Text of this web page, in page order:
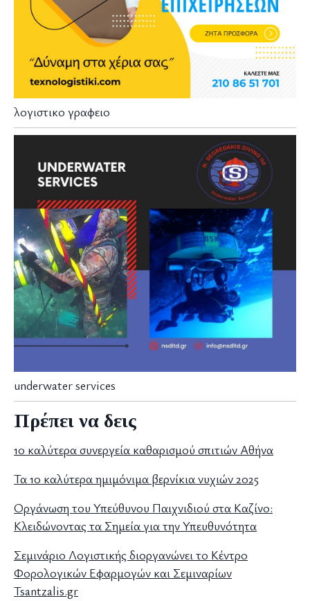
λογιστικο γραφειο
underwater services
Πρέπει να δεις
10 καλύτερα συνεργεία καθαρισμού σπιτιών Αθήνα
Τα 10 καλύτερα ημιμόνιμα βερνίκια νυχιών 2025
Οργάνωση του Υπεύθυνου Παιχνιδιού στα Καζίνο:
Κλειδώνοντας τα Σημεία για την Υπευθυνότητα
Σεμινάριο Λογιστικής διοργανώνει το Κέντρο
Φορολογικών Εφαρμογών και Σεμιναρίων
Tsantzalis.gr